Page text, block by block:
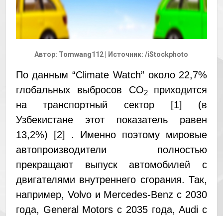
Автор: Tomwang112 | Источник: /iStockphoto
По данным “Climate Watch” около 22,7%
глобальных выбросов CO2 приходится
на транспортный сектор [1] (в
Узбекистане этот показатель равен
13,2%) [2] . Именно поэтому мировые
автопроизводители полностью
прекращают выпуск автомобилей с
двигателями внутреннего сгорания. Так,
например, Volvo и Mercedes-Benz с 2030
года, General Motors с 2035 года, Audi с